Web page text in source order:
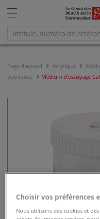
Page d'accueil Acrylique
acryliques
Médium d'essuyage
Choisir vos préférences
Nous utilisons des cookies et